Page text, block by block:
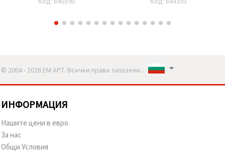
© 2004 - 2026 ЕМ АРТ. Всички права запазени..
ИНФОРМАЦИЯ
Нашите цени в евро
За нас
Общи Условия